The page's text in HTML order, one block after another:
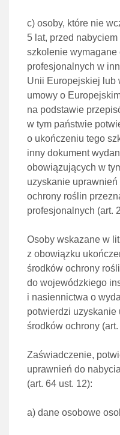
c) osoby, które nie
5 lat, przed nabyciem
szkolenie wymagane
profesjonalnych w
Unii Europejskiej lub
umowy o
na podstawie
w tym państwie
o ukończeniu tego
inny dokument
obowiązujących w
uzyskanie
ochrony roślin
profesjonalnych (art.
Osoby wskazane w
z obowiązku
środków ochrony
do wojewódzkiego
i nasiennictwa o
potwierdzi uzyskanie
środków ochrony (
Zaświadczenie,
uprawnień do
(art. 64 ust. 12):
a) dane osobowe